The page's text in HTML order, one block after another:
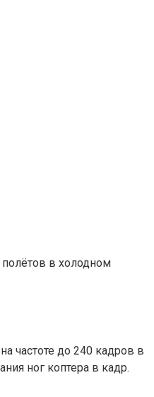
полётов в холодном
частоте до 240 кадров в
ног коптера в кадр.